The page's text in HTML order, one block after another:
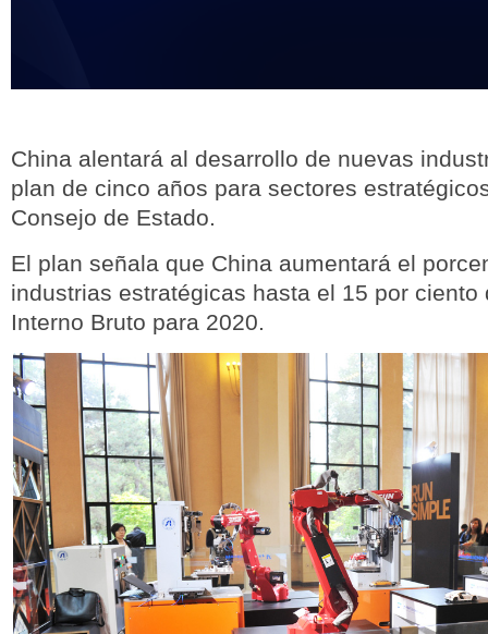
China alentará al desarrollo de nuevas
plan de cinco años para sectores
Consejo de Estado.
El plan señala que China aumentará el
industrias estratégicas hasta el 15 por ciento
Interno Bruto para 2020.